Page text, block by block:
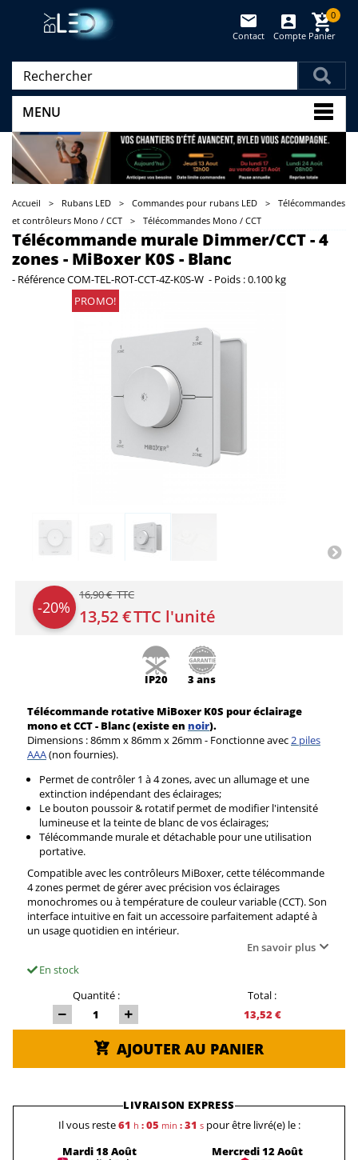
Panier
0
Compte
Contact
MENU
Accueil > Rubans LED > Commandes pour rubans LED >
Télécommandes
et contrôleurs Mono / CCT
> Télécommandes Mono / CCT
Télécommande murale Dimmer/CCT - 4
zones - MiBoxer K0S - Blanc
- RéférenceCOM-TEL-ROT-CCT-4Z-K0S-W - Poids :0.100 kg
PROMO!
-20%
16,90 € TTC
13,52 €TTC l'unité
IP20 3 ans
Télécommande rotative MiBoxer K0S pour éclairage
mono et CCT - Blanc (existe en noir).
Dimensions : 86mm x 86mm x 26mm - Fonctionne avec2 piles
AAA(non fournies).
Permet de contrôler 1 à 4 zones, avec un allumage et une
extinction indépendant des éclairages;
Le bouton poussoir & rotatif permet de modifier l'intensité
lumineuse et la teinte de blanc de vos éclairages;
Télécommande murale et détachable pour une utilisation
portative.
Compatible avec les contrôleurs MiBoxer, cette télécommande
4 zones permet de gérer avec précision vos éclairages
monochromes ou à température de couleur variable (CCT). Son
interface intuitive en fait un accessoire parfaitement adapté à
un usage quotidien en intérieur.
En savoir plus
En stock
Quantité :
Total :
13,52 €
AJOUTER AU PANIER
LIVRAISON EXPRESS
Il vous reste61 h : 05 min : 30 s pour être livré(e) le :
Mardi 18 Août
Mercredi 12 Août